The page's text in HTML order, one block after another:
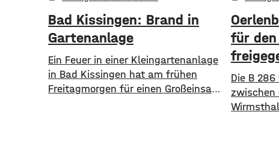
Bad Kissingen: Brand in
Gartenanlage
Ein Feuer in einer Kleingartenanlage
in Bad Kissingen hat am frühen
Freitagmorgen für einen Großeinsatz
für den
Die B
zwischen